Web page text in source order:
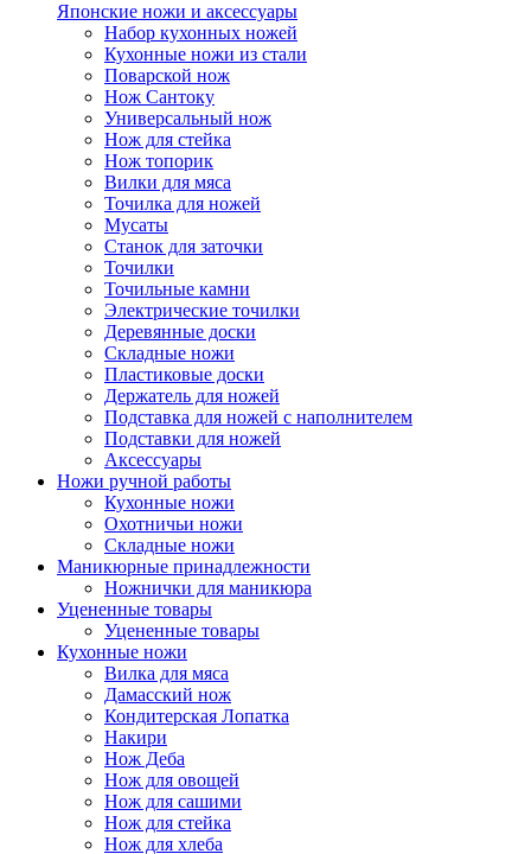
Японские ножи и аксессуары
Набор кухонных ножей
Кухонные ножи из стали
Поварской нож
Нож Сантоку
Универсальный нож
Нож для стейка
Нож топорик
Вилки для мяса
Точилка для ножей
Мусаты
Станок для заточки
Точилки
Точильные камни
Электрические точилки
Деревянные доски
Складные ножи
Пластиковые доски
Держатель для ножей
Подставка для ножей с наполнителем
Подставки для ножей
Аксессуары
Ножи ручной работы
Кухонные ножи
Охотничьи ножи
Складные ножи
Маникюрные принадлежности
Ножнички для маникюра
Уцененные товары
Уцененные товары
Кухонные ножи
Вилка для мяса
Дамасский нож
Кондитерская Лопатка
Накири
Нож Деба
Нож для овощей
Нож для сашими
Нож для стейка
Нож для хлеба